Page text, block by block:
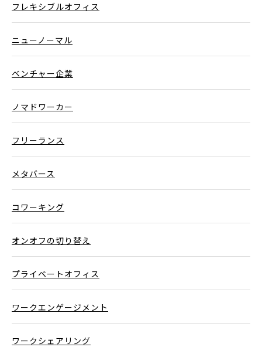
フレキシブルオフィス
ニューノーマル
ベンチャー企業
ノマドワーカー
フリーランス
メタバース
コワーキング
オンオフの切り替え
プライベートオフィス
ワークエンゲージメント
ワークシェアリング